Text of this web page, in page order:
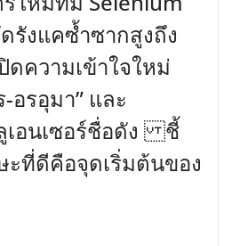
รังแคซ้ำซากสูงถึง
ดความเข้าใจใหม่
อรอุมา” และ
ลูเอนเซอร์ชื่อดัง ชี้
ที่ดีคือจุดเริ่มต้นของ